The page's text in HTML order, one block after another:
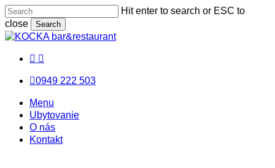
Skip
to
main
Hit enter to search or ESC to
close
Search
Close
facebook
messenger
email
0949 222 503
Menu
Menu
Menu
Ubytovanie
O nás
Kontakt